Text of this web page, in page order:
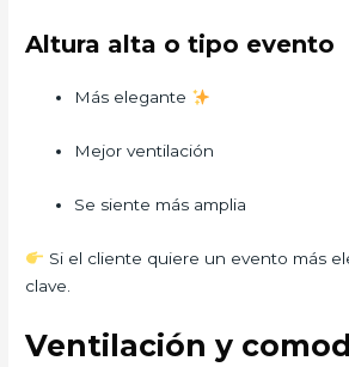
Altura alta o tipo evento
Más elegante
Mejor ventilación
Se siente más amplia
Si el cliente quiere un evento más
clave.
Ventilación y